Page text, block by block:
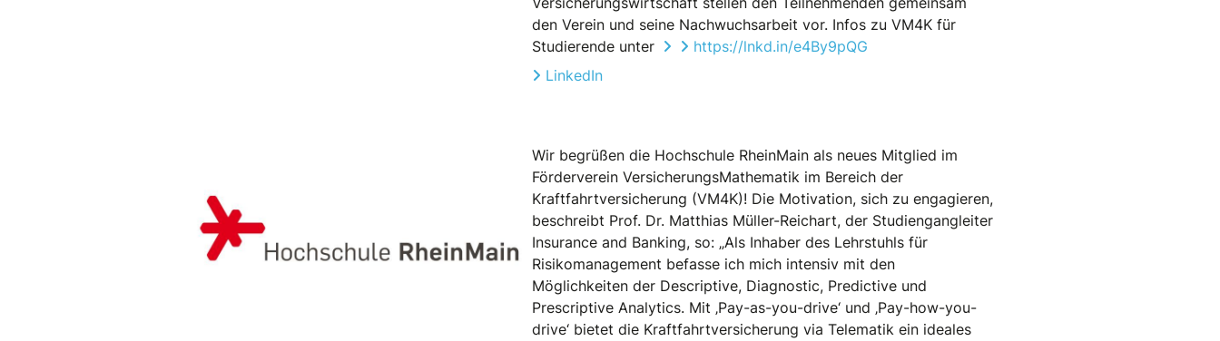
den Verein und seine Nachwuchsarbeit vor. Infos zu VM4K für
Studierende unter
https://lnkd.in/e4By9pQG
LinkedIn
Wir begrüßen die Hochschule RheinMain als neues Mitglied im
Förderverein VersicherungsMathematik im Bereich der
Kraftfahrtversicherung (VM4K)! Die Motivation, sich zu engagieren,
beschreibt Prof. Dr. Matthias Müller-Reichart, der Studiengangleiter
Insurance and Banking, so: „Als Inhaber des Lehrstuhls für
Risikomanagement befasse ich mich intensiv mit den
Möglichkeiten der Descriptive, Diagnostic, Predictive und
Prescriptive Analytics. Mit ‚Pay-as-you-drive‘ und ‚Pay-how-you-
drive‘ bietet die Kraftfahrtversicherung via Telematik ein ideales